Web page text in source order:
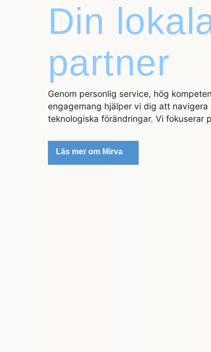
Din
partner
Genom personlig service, hög
engagemang hjälper vi dig att navigera
teknologiska förändringar. Vi fokuserar
Läs mer om Mirva